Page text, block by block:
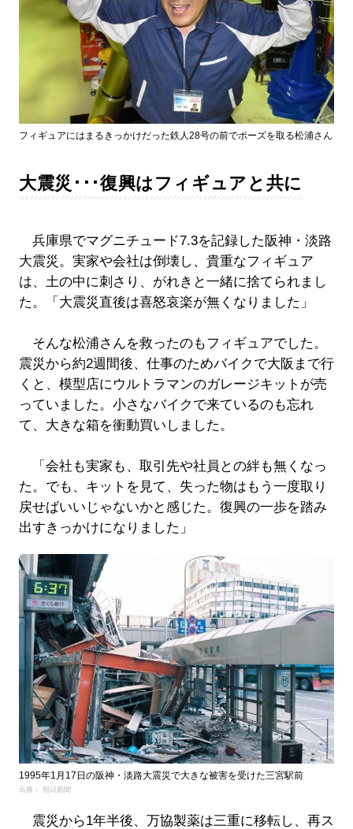
フィギュアにはまるきっかけだった鉄人28号の前でポーズを取る松浦さん
大震災･･･復興はフィギュアと共に
兵庫県でマグニチュード7.3を記録した阪神・淡路
大震災。実家や会社は倒壊し、貴重なフィギュア
は、土の中に刺さり、がれきと一緒に捨てられまし
た。「大震災直後は喜怒哀楽が無くなりました」
そんな松浦さんを救ったのもフィギュアでした。
震災から約2週間後、仕事のためバイクで大阪まで行
くと、模型店にウルトラマンのガレージキットが売
っていました。小さなバイクで来ているのも忘れ
て、大きな箱を衝動買いしました。
「会社も実家も、取引先や社員との絆も無くなっ
た。でも、キットを見て、失った物はもう一度取り
戻せばいいじゃないかと感じた。復興の一歩を踏み
出すきっかけになりました」
1995年1月17日の阪神・淡路大震災で大きな被害を受けた三宮駅前
出典： 朝日新聞
震災から1年半後、万協製薬は三重に移転し、再ス